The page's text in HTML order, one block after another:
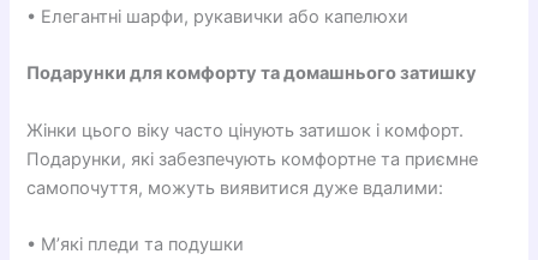
• Елегантні шарфи, рукавички або капелюхи
Подарунки для комфорту та домашнього затишку
Жінки цього віку часто цінують затишок і комфорт.
Подарунки, які забезпечують комфортне та приємне
самопочуття, можуть виявитися дуже вдалими:
• М’які пледи та подушки